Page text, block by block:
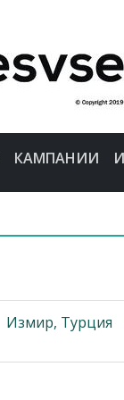
КАМПАНИИ
Измир, Турция